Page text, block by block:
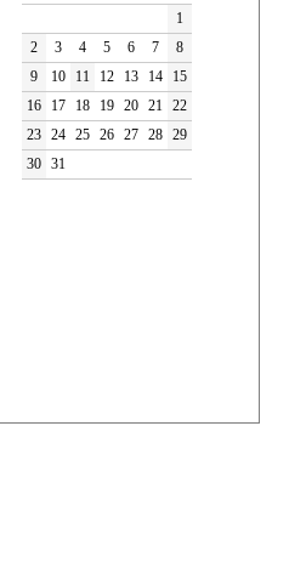
1
2
3 4 5 6 7
8
9
10 11 12 13 14
15
16
17 18 19 20 21 22
23 24 25 26 27 28 29
30 31